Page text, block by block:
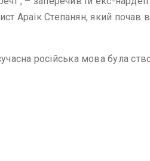
Араік Степанян, який
російська мова була